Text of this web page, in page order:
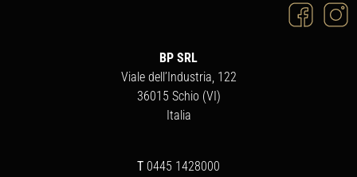
BP SRL
Viale dell’Industria, 122
36015 Schio (VI)
Italia
T 0445 1428000